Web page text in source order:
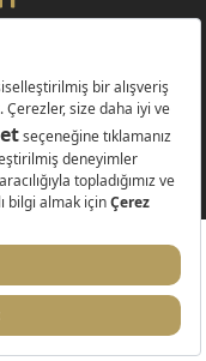
Saklıdır